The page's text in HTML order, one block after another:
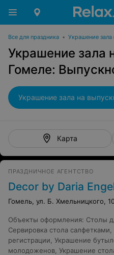
Все для праздника • Украшение зала
Украшение зала
Гомеле:
Украшение зала на
Карта
ПРАЗДНИЧНОЕ АГЕНТСТВО
Decor by Daria
Гомель, ул. Б. Хмельницкого,
Объекты оформления: Столы
Сервировка стола салфетками
регистрации
Украшение
молодоженов Украшение